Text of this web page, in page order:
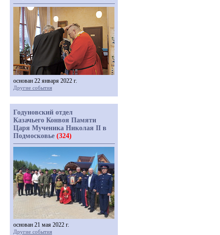
основан 22 января 2022 г.
Другие события
Годуновский отдел
Казачьего Конвоя Памяти
Царя Мученика Николая II в
Подмосковье (324)
основан 21 мая 2022 г.
Другие события